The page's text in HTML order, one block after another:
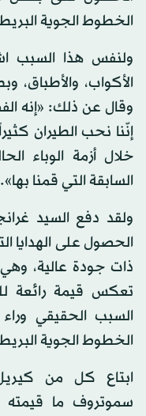
الخطوط الجوية
ولنفس هذا السبب
الأكواب، والأطباق،
وقال عن ذلك: «إنه
إنّنا نحب الطيران
خلال أزمة الوباء
السابقة التي قمنا بها».
الحصول على الهدايا
ذات جودة عالية،
تعكس قيمة رائعة
السبب الحقيقي
الخطوط الجوية
ابتاع كل من